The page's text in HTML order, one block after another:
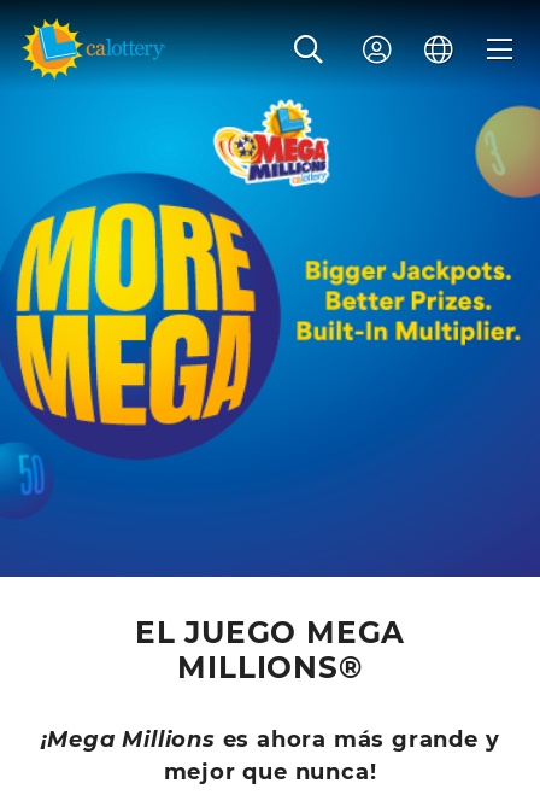
EL JUEGO MEGA
MILLIONS®
¡Mega Millions es ahora más grande y
mejor que nunca!